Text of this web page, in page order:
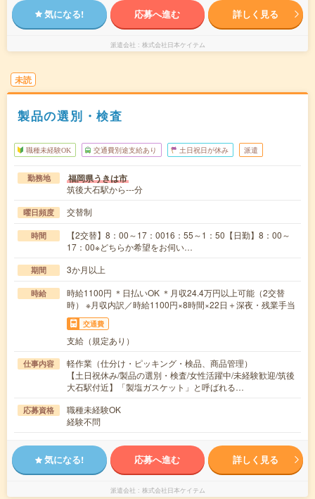
気になる! 応募へ進む 詳しく見る
派遣会社 株式会社日本ケイテム
未読
製品の選別・検査
職種未経験OK 交通費別途支給あり 土日祝日が休み 派遣
勤務地 福岡県うきは市
筑後大石駅から---分
曜日頻度 交替制
時間
【2交替】8：00～17：0016：55～1：50【日勤】8：00～
17：00※どちらか希望をお伺い…
期間 3か月以上
時給
時給1100円 ＊日払いOK ＊月収24.4万円以上可能（2交替
時） ※月収内訳／時給1100円×8時間×22日＋深夜・残業手当
交通費
支給（規定あり）
仕事内容
軽作業（仕分け・ピッキング・検品、商品管理）
【土日祝休み/製品の選別・検査/女性活躍中/未経験歓迎/筑後
大石駅付近】「製塩ガスケット」と呼ばれる…
応募資格
職種未経験OK
経験不問
気になる! 応募へ進む 詳しく見る
派遣会社 株式会社日本ケイテム